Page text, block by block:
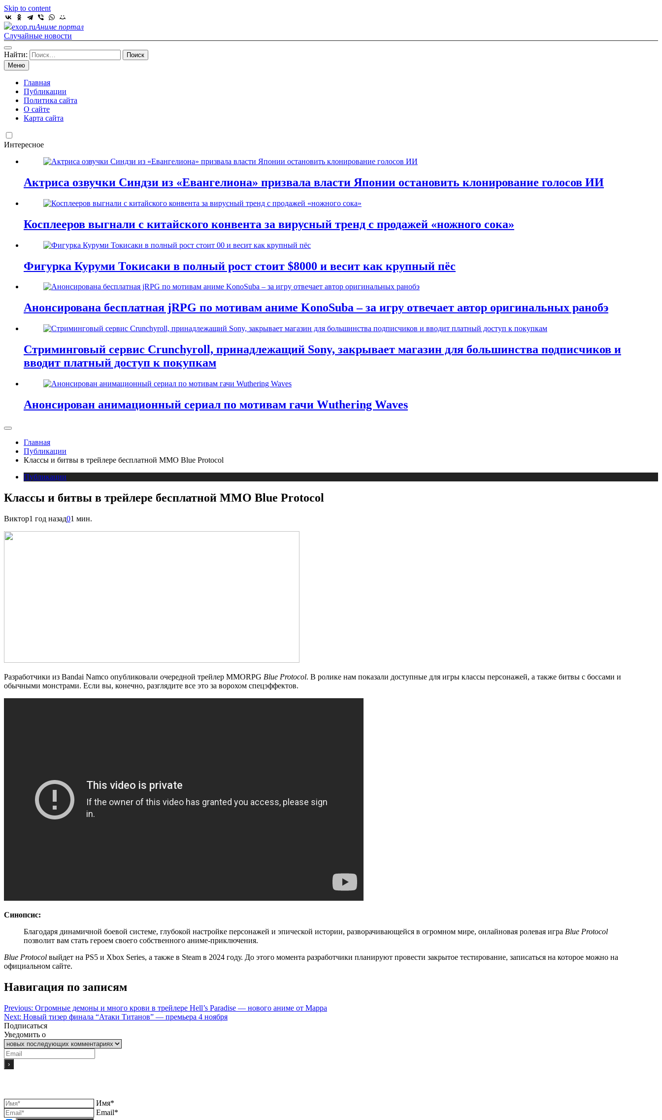
Skip to content
exop.ruАниме портал
Случайные новости
Найти:
Меню
Главная
Публикации
Политика сайта
О сайте
Карта сайта
Интересное
Актриса озвучки Синдзи из «Евангелиона» призвала власти Японии остановить клонирование голосов ИИ
Косплееров выгнали с китайского конвента за вирусный тренд с продажей «ножного сока»
Фигурка Куруми Токисаки в полный рост стоит $8000 и весит как крупный пёс
Анонсирована бесплатная jRPG по мотивам аниме KonoSuba – за игру отвечает автор оригинальных ранобэ
Стриминговый сервис Crunchyroll, принадлежащий Sony, закрывает магазин для большинства подписчиков и
вводит платный доступ к покупкам
Анонсирован анимационный сериал по мотивам гачи Wuthering Waves
Главная
Публикации
Классы и битвы в трейлере бесплатной MMO Blue Protocol
Публикации
Классы и битвы в трейлере бесплатной MMO Blue Protocol
Виктор1 год назад01 мин.
Разработчики из Bandai Namco опубликовали очередной трейлер MMORPG Blue Protocol. В ролике нам показали доступные для игры классы персонажей, а также битвы с боссами и
обычными монстрами. Если вы, конечно, разглядите все это за ворохом спецэффектов.
Синопсис:
Благодаря динамичной боевой системе, глубокой настройке персонажей и эпической истории, разворачивающейся в огромном мире, онлайновая ролевая игра Blue Protocol
позволит вам стать героем своего собственного аниме-приключения.
Blue Protocol выйдет на PS5 и Xbox Series, а также в Steam в 2024 году. До этого момента разработчики планируют провести закрытое тестирование, записаться на которое можно на
официальном сайте.
Навигация по записям
Previous: Огромные демоны и много крови в трейлере Hell’s Paradise — нового аниме от Mappa
Next: Новый тизер финала “Атаки Титанов” — премьера 4 ноября
Подписаться
Уведомить о
Имя*
Email*